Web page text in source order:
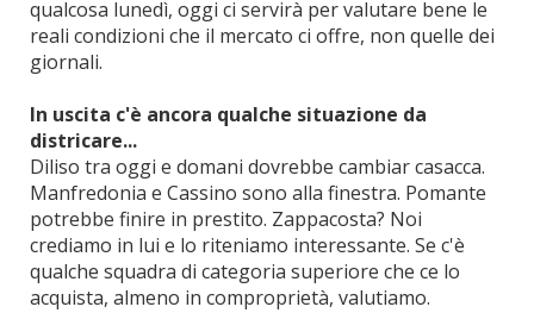
qualcosa lunedì, oggi ci servirà per valutare bene le
reali condizioni che il mercato ci offre, non quelle dei
giornali.
In uscita c'è ancora qualche situazione da
districare...
Diliso tra oggi e domani dovrebbe cambiar casacca.
Manfredonia e Cassino sono alla finestra. Pomante
potrebbe finire in prestito. Zappacosta? Noi
crediamo in lui e lo riteniamo interessante. Se c'è
qualche squadra di categoria superiore che ce lo
acquista, almeno in comproprietà, valutiamo.